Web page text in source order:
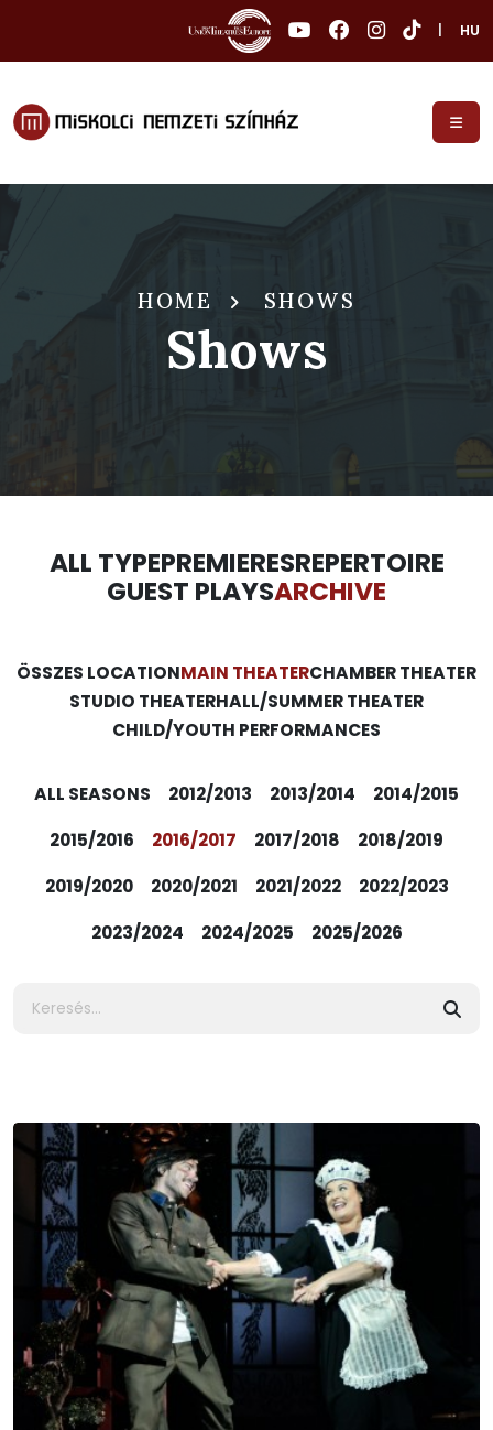
HU
HOME SHOWS
Shows
ALL TYPEPREMIERESREPERTOIRE
GUEST PLAYSARCHIVE
ÖSSZES LOCATIONMAIN THEATERCHAMBER THEATER
STUDIO THEATERHALL/SUMMER THEATER
CHILD/YOUTH PERFORMANCES
ALL SEASONS 2012/2013 2013/2014
2014/2015
2015/2016
2016/2017 2017/2018
2018/2019
2019/2020
2020/2021 2021/2022
2022/2023
2023/2024
2024/2025 2025/2026